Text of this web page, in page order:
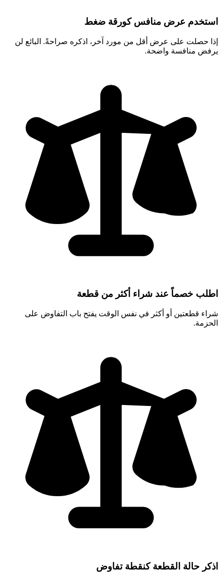
استخدم عرض منافس كورقة ضغط
إذا حصلت على عرض أقل من مورد آخر، اذكره صراحةً. البائع لن
يرفض منافسة واضحة.
اطلب خصماً عند شراء أكثر من قطعة
شراء قطعتين أو أكثر في نفس الوقت يفتح باب التفاوض على
الحزمة.
اذكر حالة القطعة كنقطة تفاوض